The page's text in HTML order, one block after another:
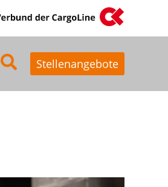
SuchenStellenangebote